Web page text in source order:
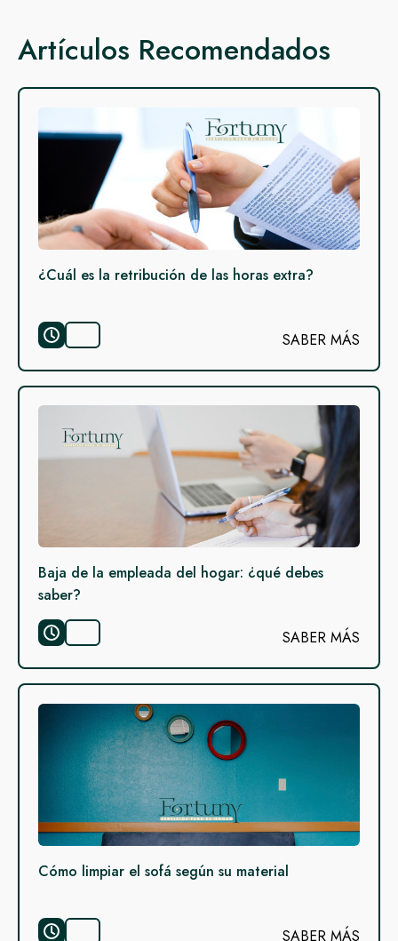
Artículos Recomendados
¿Cuál es la retribución de las horas extra?
SABER MÁS
Baja de la empleada del hogar: ¿qué debes
saber?
SABER MÁS
Cómo limpiar el sofá según su material
SABER MÁS